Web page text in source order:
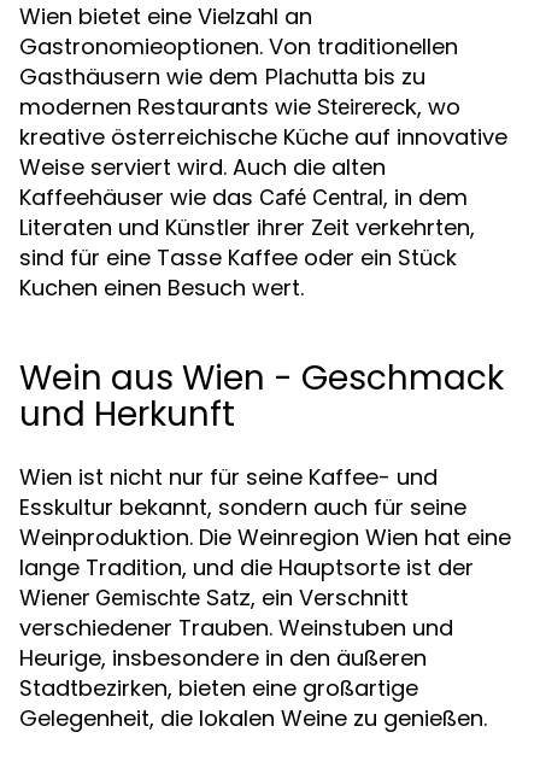
Wien bietet eine Vielzahl an
Gastronomieoptionen. Von traditionellen
Gasthäusern wie dem Plachutta bis zu
modernen Restaurants wie Steirereck, wo
kreative österreichische Küche auf innovative
Weise serviert wird. Auch die alten
Kaffeehäuser wie das Café Central, in dem
Literaten und Künstler ihrer Zeit verkehrten,
sind für eine Tasse Kaffee oder ein Stück
Kuchen einen Besuch wert.
Wein aus Wien - Geschmack
und Herkunft
Wien ist nicht nur für seine Kaffee- und
Esskultur bekannt, sondern auch für seine
Weinproduktion. Die Weinregion Wien hat eine
lange Tradition, und die Hauptsorte ist der
Wiener Gemischte Satz, ein Verschnitt
verschiedener Trauben. Weinstuben und
Heurige, insbesondere in den äußeren
Stadtbezirken, bieten eine großartige
Gelegenheit, die lokalen Weine zu genießen.